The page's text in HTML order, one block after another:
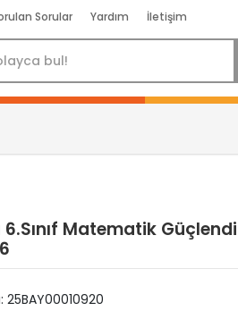
Sorular Yardım İletişim
Matematik
25BAY00010920